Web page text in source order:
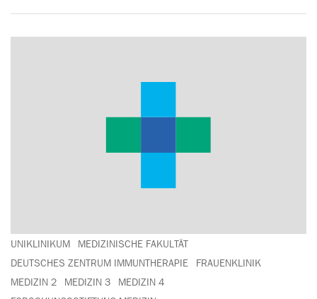
UNIKLINIKUM
MEDIZINISCHE FAKULTÄT
DEUTSCHES ZENTRUM IMMUNTHERAPIE
FRAUENKLINIK
MEDIZIN 2
MEDIZIN 3
MEDIZIN 4